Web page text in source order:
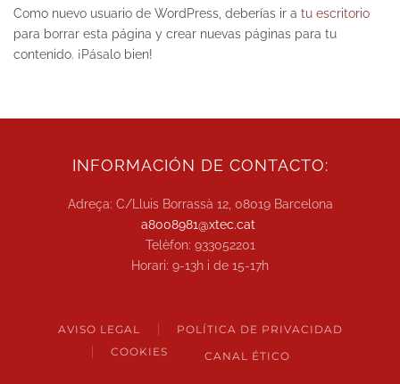
Como nuevo usuario de WordPress, deberías ir a tu escritorio
para borrar esta página y crear nuevas páginas para tu
contenido. ¡Pásalo bien!
INFORMACIÓN DE CONTACTO:
Adreça: C/Lluis Borrassà 12, 08019 Barcelona
a8008981@xtec.cat
Telèfon: 933052201
Horari: 9-13h i de 15-17h
AVISO LEGAL
POLÍTICA DE PRIVACIDAD
COOKIES
CANAL ÉTICO